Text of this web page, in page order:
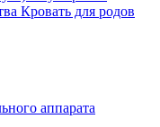
Кровать для родов
аппарата